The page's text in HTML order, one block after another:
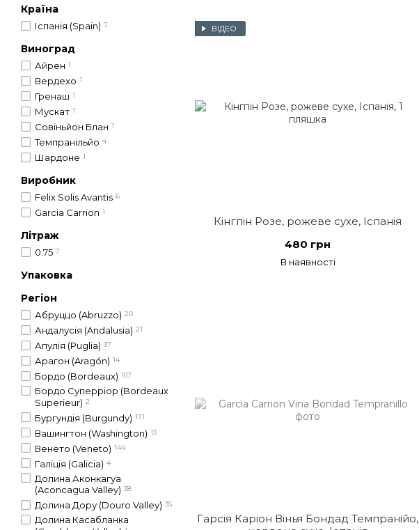
ВІДЕО
Кінгпін Розе, рожеве сухе, Іспанія
480 грн
В наявності
Гарсія Каріон Вінья Бондад Темпранійо,
Країна
Іспанія (Spain) 7
Виноград
Айрен 1
Вердехо 1
Гренаш 1
Мускат 1
Совіньйон Блан 1
Темпранільйо 4
Шардоне 1
Виробник
Felix Solis Avantis 6
Garcia Carrion 1
Літраж
0.75 7
Упаковка
Регіон
Абруццо (Abruzzo) 20
Андалусія (Andalusia) 21
Апулія (Puglia) 37
Арагон (Aragón) 14
Бордо (Bordeaux) 157
Бордо Суперріор (Bordeaux
Superieur) 2
Бургундія (Burgundy) 171
Вашингтон (Washington) 13
Венето (Veneto) 144
Галіція (Galicia) 4
Долина Аконкагуа
(Aconcagua Valley) 38
Долина Дору (Douro Valley) 35
Долина Касабланка